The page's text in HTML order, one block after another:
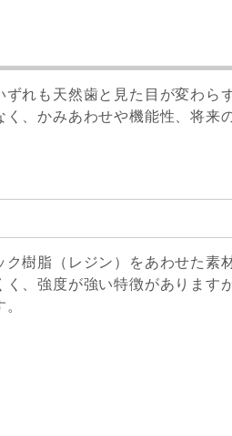
れも天然歯と見た目が変わら
、かみあわせや機能性、将来
樹脂（レジン）をあわせた素
、強度が強い特徴があります